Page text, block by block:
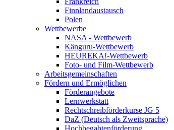
Finnlandaustausch
Polen
Wettbewerbe
NASA - Wettbewerb
Känguru-Wettbewerb
HEUREKA!-Wettbewerb
Foto- und Film-Wettbewerb
Arbeitsgemeinschaften
Fördern und Ermöglichen
Förderangebote
Lernwerkstatt
Rechtschreibförderkurse JG 5
DaZ (Deutsch als Zweitsprache)
Hochbegabtenförderung